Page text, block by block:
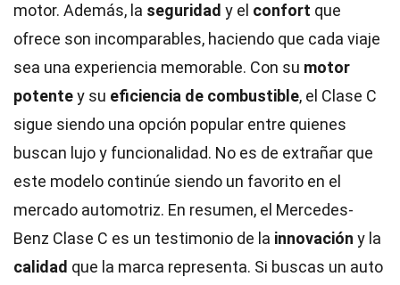
motor. Además, la seguridad y el confort que
ofrece son incomparables, haciendo que cada viaje
sea una experiencia memorable. Con su motor
potentey su eficiencia de combustible, el Clase C
sigue siendo una opción popular entre quienes
buscan lujo y funcionalidad. No es de extrañar que
este modelo continúe siendo un favorito en el
mercado automotriz. En resumen, el Mercedes-
Benz Clase C es un testimonio de la innovación y la
calidad que la marca representa. Si buscas un auto